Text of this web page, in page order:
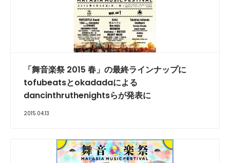
「舞音楽祭 2015 春」の最終ラインナップに
tofubeatsとokadadaによる
dancinthruthenightsらが発表に
2015.04.13